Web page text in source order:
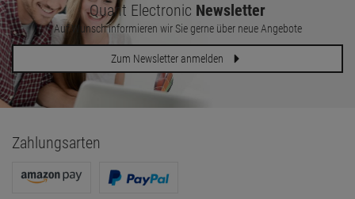
Quant Electronic Newsletter
Auf Wunsch informieren wir Sie gerne über neue Angebote
Zum Newsletter anmelden
Zahlungsarten